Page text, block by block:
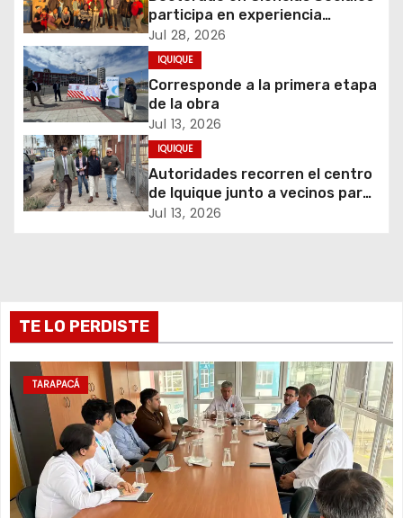
ó
n
d
e
e
a
d
participa en experiencia
comunitaria sobre cuidados y
migración
Jul 28, 2026
IQUIQUE
Corresponde a la primera etapa
de la obra
Jul 13, 2026
IQUIQUE
Autoridades recorren el centro
de Iquique junto a vecinos para
abordar problemáticas y
Jul 13, 2026
TE LO PERDISTE
TARAPACÁ